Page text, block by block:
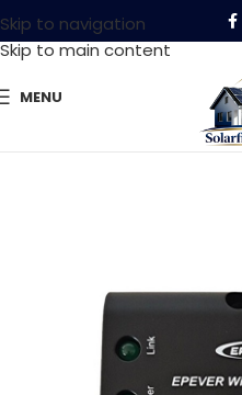
Skip to navigation
Skip to main content
MENU